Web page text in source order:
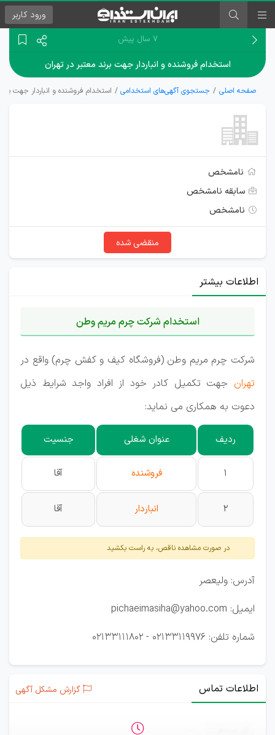
ورود کاربر
۷ سال پیش
استخدام فروشنده و انباردار جهت برند معتبر در تهران
صفحه اصلی جستجوی آگهی‌های استخدامی استخدام فروشنده و انباردار جهت
نامشخص
سابقه نامشخص
نامشخص
منقضی شده
اطلاعات بیشتر
استخدام شرکت چرم مریم وطن
شرکت چرم مریم وطن (فروشگاه کیف و کفش چرم) واقع در
تهران جهت تکمیل کادر خود از افراد واجد شرایط ذیل
دعوت به همکاری می نماید:
ردیف عنوان شغلی جنسیت
1 فروشنده آقا
2 انباردار آقا
در صورت مشاهده ناقص، به راست بکشید
آدرس: ولیعصر
ایمیل: pichaeimasiha@yahoo.com
شماره تلفن: 02133119976 - 02133111802
اطلاعات تماس گزارش مشکل آگهی